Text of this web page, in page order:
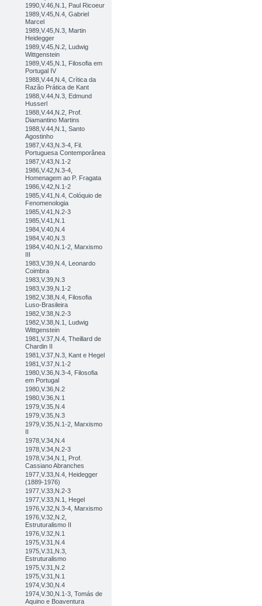
1990,V.46,N.1, Paul Ricoeur
1989,V.45,N.4, Gabriel
Marcel
1989,V.45,N.3, Martin
Heidegger
1989,V.45,N.2, Ludwig
Wittgenstein
1989,V.45,N.1, Filosofia em
Portugal IV
1988,V.44,N.4, Crítica da
Razão Prática de Kant
1988,V.44,N.3, Edmund
Husserl
1988,V.44,N.2, Prof.
Diamantino Martins
1988,V.44,N.1, Santo
Agostinho
1987,V.43,N.3-4, Fil.
Portuguesa Contemporânea
1987,V.43,N.1-2
1986,V.42,N.3-4,
Homenagem ao P. Fragata
1986,V.42,N.1-2
1985,V.41,N.4, Colóquio de
Fenomenologia
1985,V.41,N.2-3
1985,V.41,N.1
1984,V.40,N.4
1984,V.40,N.3
1984,V.40,N.1-2, Marxismo
III
1983,V.39,N.4, Leonardo
Coimbra
1983,V.39,N.3
1983,V.39,N.1-2
1982,V.38,N.4, Filosofia
Luso-Brasileira
1982,V.38,N.2-3
1982,V.38,N.1, Ludwig
Wittgenstein
1981,V.37,N.4, Theillard de
Chardin II
1981,V.37,N.3, Kant e Hegel
1981,V.37,N.1-2
1980,V.36,N.3-4, Filosofia
em Portugal
1980,V.36,N.2
1980,V.36,N.1
1979,V.35,N.4
1979,V.35,N.3
1979,V.35,N.1-2, Marxismo
II
1978,V.34,N.4
1978,V.34,N.2-3
1978,V.34,N.1, Prof.
Cassiano Abranches
1977,V.33,N.4, Heidegger
(1889-1976)
1977,V.33,N.2-3
1977,V.33,N.1, Hegel
1976,V.32,N.3-4, Marxismo
1976,V.32,N.2,
Estruturalismo II
1976,V.32,N.1
1975,V.31,N.4
1975,V.31,N.3,
Estruturalismo
1975,V.31,N.2
1975,V.31,N.1
1974,V.30,N.4
1974,V.30,N.1-3, Tomás de
Aquino e Boaventura